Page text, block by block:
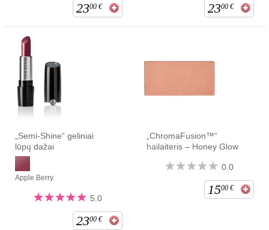
2300 € 2300 €
„Semi-Shine“ geliniai
lūpų dažai
Apple Berry
5.0
2300 €
„ChromaFusion™“
hailaiteris – Honey Glow
0.0
1500 €